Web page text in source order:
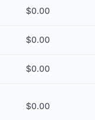
$0.00
$0.00
$0.00
$0.00